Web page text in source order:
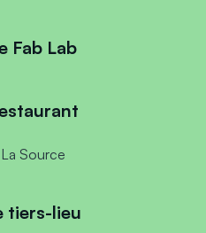
Fab Lab
La Source
tiers-lieu